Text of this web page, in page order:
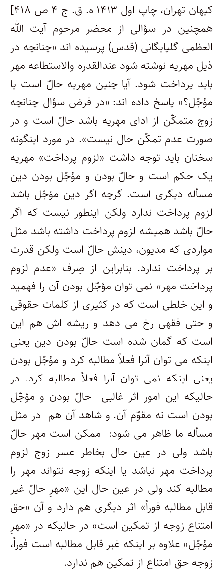
کیهان تهران، چاپ اول ۱۴۱۳ ه. ق. ج ۴ ص ۴۱۸]
همچنین در سؤالی از محضر مرحوم آیت الله
العظمی گلپایگانی (قدس) پرسیده اند «چنانچه در
ذیل مهریه نوشته شود عندالقدره والاستطاعه مهر
باید پرداخت شود. آیا چنین مهریه حالّ است یا
مؤجّل؟» پاسخ داده اند: «در فرض سؤال چنانچه
زوج متمکّن از ادای مهریه باشد حالّ است و در
صورت عدم تمکّن حال نیست». در مورد اینگونه
سخنان باید توجه داشت «لزوم پرداخت» مهریه
یک حکم است و حالّ بودن و مؤجّل بودن دین
مسأله دیگری است. گرچه اگر دین مؤجّل باشد
لزوم پرداخت ندارد ولکن اینطور نیست که اگر
حالّ باشد همیشه لزوم پرداخت داشته باشد مثل
مواردی که مدیون، دینش حالّ است ولکن قدرت
بر پرداخت ندارد. بنابراین از صِرف «عدم لزوم
پرداخت مهر» نمی توان مؤجّل بودن آن را فهمید
و این خلطی است که در کثیری از کلمات حقوقی
و حتی فقهی رخ می دهد و ریشه اش هم این
است که گمان شده است حالّ بودن دین یعنی
اینکه می توان آنرا فعلاً مطالبه کرد و مؤجّل بودن
یعنی اینکه نمی توان آنرا فعلاً مطالبه کرد. در
حالیکه این امور اثر غالبی حالّ بودن و مؤجّل
بودن است نه مقوّم آن. و شاهد آن هم در مثل
مسأله ما ظاهر می شود: ممکن است مهر حالّ
باشد ولی در عین حال بخاطر عسر زوج لزوم
پرداخت مهر نباشد یا اینکه زوجه نتواند مهر را
مطالبه کند ولی در عین حال این «مهرِ حالّ غیر
قابل مطالبه فوراً» اثر دیگری هم دارد و آن «حق
امتناع زوجه از تمکین است» در حالیکه در «مهرِ
مؤجّل» علاوه بر اینکه غیر قابل مطالبه است فوراً،
زوجه حق امتناع از تمکین هم ندارد.